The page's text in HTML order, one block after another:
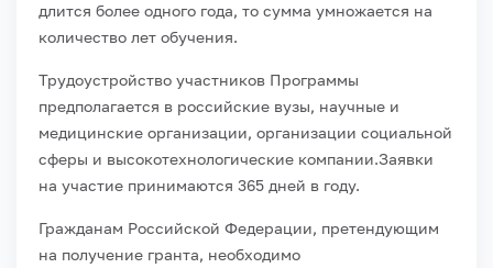
длится более одного года, то сумма умножается на
количество лет обучения.
Трудоустройство участников Программы
предполагается в российские вузы, научные и
медицинские организации, организации социальной
сферы и высокотехнологические компании.Заявки
на участие принимаются 365 дней в году.
Гражданам Российской Федерации, претендующим
на получение гранта, необходимо